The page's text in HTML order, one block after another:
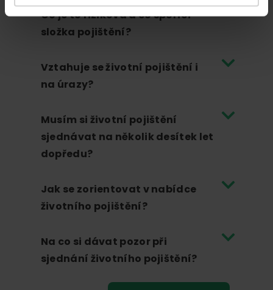
Co je to riziková a co spořící
složka pojištění?
Vztahuje se životní pojištění i
na úrazy?
Musím si životní pojištění
sjednávat na několik desítek let
dopředu?
Jak se zorientovat v nabídce
životního pojištění?
Na co si dávat pozor při
sjednání životního pojištění?